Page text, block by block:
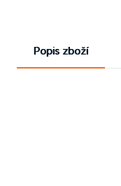
Popis zboží